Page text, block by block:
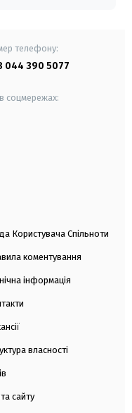
телефону:
044 390 5077
соцмережах:
Користувача Спільноти
коментування
інформація
власності
сайту